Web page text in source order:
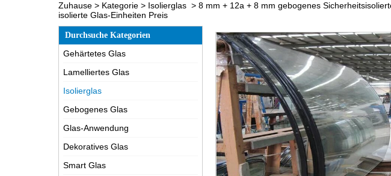
Zuhause > Kategorie > Isolierglas > 8 mm + 12a + 8 mm gebogenes
isolierte Glas-Einheiten Preis
Durchsuche Kategorien
Gehärtetes Glas
Lamelliertes Glas
Isolierglas
Gebogenes Glas
Glas-Anwendung
Dekoratives Glas
Smart Glas